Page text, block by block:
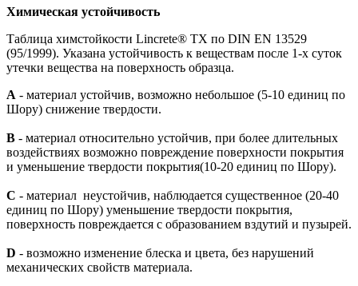
Химическая устойчивость
Таблица химстойкости Lincrete® TX по DIN EN 13529
(95/1999). Указана устойчивость к веществам после 1-х суток
утечки вещества на поверхность образца.
A - материал устойчив, возможно небольшое (5-10 единиц по
Шору) снижение твердости.
В - материал относительно устойчив, при более длительных
воздействиях возможно повреждение поверхности покрытия
и уменьшение твердости покрытия(10-20 единиц по Шору).
С - материал неустойчив, наблюдается существенное (20-40
единиц по Шору) уменьшение твердости покрытия,
поверхность повреждается с образованием вздутий и пузырей.
D - возможно изменение блеска и цвета, без нарушений
механических свойств материала.